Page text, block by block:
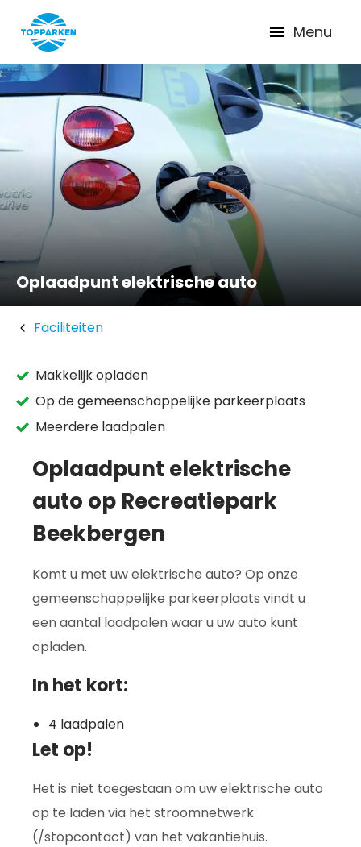
Menu
Oplaadpunt elektrische auto
Faciliteiten
Makkelijk opladen
Op de gemeenschappelijke parkeerplaats
Meerdere laadpalen
Oplaadpunt elektrische
auto op Recreatiepark
Beekbergen
Komt u met uw elektrische auto? Op onze
gemeenschappelijke parkeerplaats vindt u
een aantal laadpalen waar u uw auto kunt
opladen.
In het kort:
4 laadpalen
Let op!
Het is niet toegestaan om uw elektrische auto
op te laden via het stroomnetwerk
(/stopcontact) van het vakantiehuis.